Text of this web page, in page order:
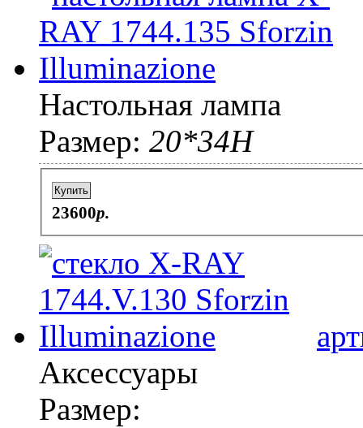
Настольная лампа
Размер: 20*34Н
Купить
23600p.
Аксессуары
Размер: